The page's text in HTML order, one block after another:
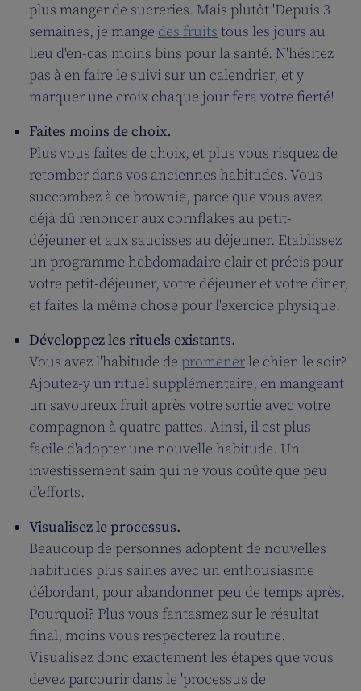
plus manger de sucreries. Mais plutôt 'Depuis 3
semaines, je mange des fruits tous les jours au
lieu d'en-cas moins bins pour la santé. N'hésitez
pas à en faire le suivi sur un calendrier, et y
marquer une croix chaque jour fera votre fierté!
Faites moins de choix.
Plus vous faites de choix, et plus vous risquez de
retomber dans vos anciennes habitudes. Vous
succombez à ce brownie, parce que vous avez
déjà dû renoncer aux cornflakes au petit-
déjeuner et aux saucisses au déjeuner. Etablissez
un programme hebdomadaire clair et précis pour
votre petit-déjeuner, votre déjeuner et votre dîner,
et faites la même chose pour l'exercice physique.
Développez les rituels existants.
Vous avez l'habitude de promenerle chien le soir?
Ajoutez-y un rituel supplémentaire, en mangeant
un savoureux fruit après votre sortie avec votre
compagnon à quatre pattes. Ainsi, il est plus
facile d'adopter une nouvelle habitude. Un
investissement sain qui ne vous coûte que peu
d'efforts.
Visualisez le processus.
Beaucoup de personnes adoptent de nouvelles
habitudes plus saines avec un enthousiasme
débordant, pour abandonner peu de temps après.
Pourquoi? Plus vous fantasmez sur le résultat
final, moins vous respecterez la routine.
Visualisez donc exactement les étapes que vous
devez parcourir dans le 'processus de